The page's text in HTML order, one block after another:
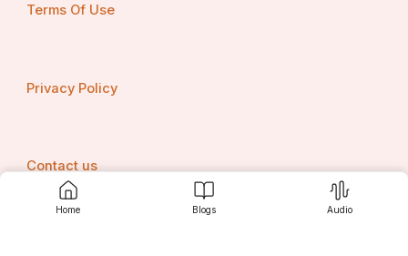
Home Blogs Audio
पवन के जैसी हैं,
Terms Of Use
Privacy Policy
Contact us